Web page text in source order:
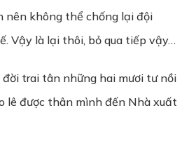
nên không thể chống lại đội
Vậy là lại thôi, bỏ qua tiếp vậy…
trai tân những hai mươi tư nồi
lê được thân mình đến Nhà xuất